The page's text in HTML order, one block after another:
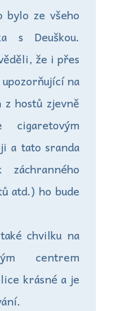
bylo ze všeho
s Deuškou.
že i přes
na
z hostů zjevně
a tato sranda
atd.) ho bude
chvilku na
centrem
krásné a je